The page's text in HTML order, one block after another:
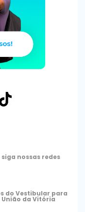
siga nossas redes
do Vestibular para
da Vitória